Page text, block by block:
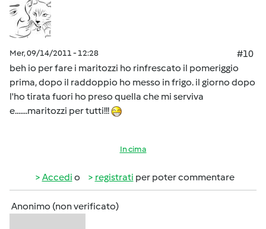
Mer, 09/14/2011 - 12:28
#10
beh io per fare i maritozzi ho rinfrescato il pomeriggio
prima, dopo il raddoppio ho messo in frigo. il giorno dopo
l'ho tirata fuori ho preso quella che mi serviva
e.......maritozzi per tutti!!!
In cima
Accedi o registrati per poter commentare
Anonimo (non verificato)